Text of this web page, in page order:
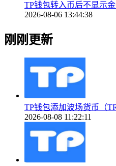
TP钱包转入币后不显示
2026-08-06 13:44:38
刚刚更新
TP钱包添加波场货币（
2026-08-08 11:22:11